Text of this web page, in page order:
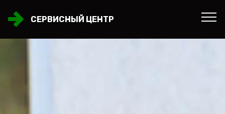
СЕРВИСНЫЙ ЦЕНТР